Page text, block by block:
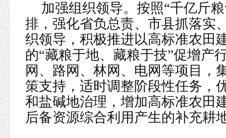
加强组织领导。按照“千亿斤
排，强化省负总责、市县抓落实
织领导，积极推进以高标准农田
的“藏粮于地、藏粮于技”促增产
网、路网、林网、电网等项目，
策支持，适时调整阶段性任务，
和盐碱地治理，增加高标准农田
后备资源综合利用产生的补充耕